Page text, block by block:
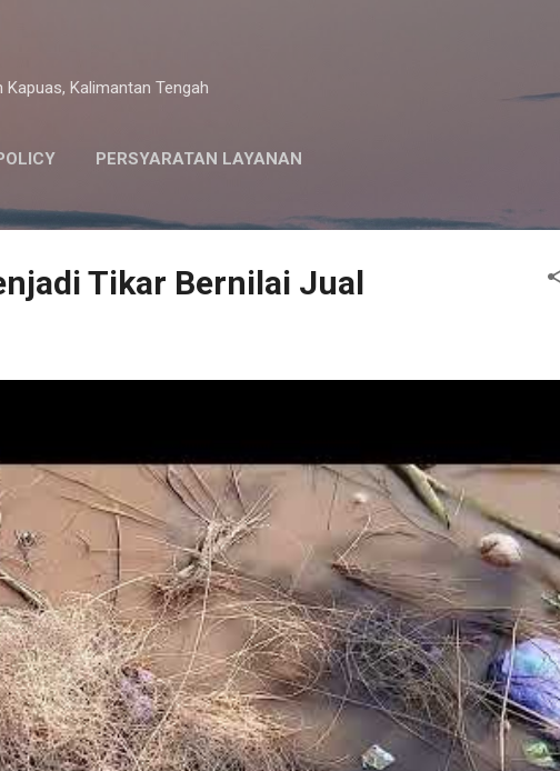
Kalimantan Tengah
PERSYARATAN LAYANAN
Tikar Bernilai Jual